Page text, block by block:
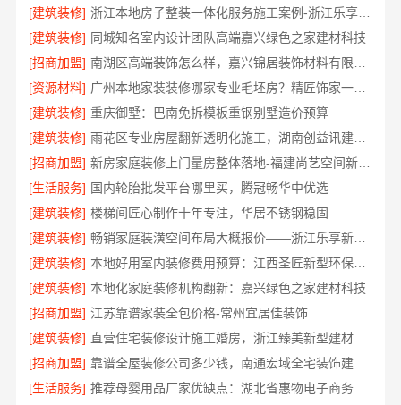
[建筑装修]
浙江本地房子整装一体化服务施工案例-浙江乐享新材料
[建筑装修] 同城知名室内设计团队高端嘉兴绿色之家建材科技
[招商加盟]
[资源材料]
广州本地家装装修哪家专业毛坯房？精匠饰家一站式服务
[建筑装修] 重庆御墅：巴南免拆模板重钢别墅造价预算
[建筑装修]
雨花区专业房屋翻新透明化施工，湖南创益讯建筑有限公司品质保障
[招商加盟]
新房家庭装修上门量房整体落地-福建尚艺空间新材料科技有限公司
[生活服务] 国内轮胎批发平台哪里买，腾冠畅华中优选
[建筑装修] 楼梯间匠心制作十年专注，华居不锈钢稳固
[建筑装修]
畅销家庭装潢空间布局大概报价——浙江乐享新材料
[建筑装修]
本地好用室内装修费用预算：江西圣匠新型环保材料有限公司
[建筑装修] 本地化家庭装修机构翻新：嘉兴绿色之家建材科技
[招商加盟] 江苏靠谱家装全包价格-常州宜居佳装饰
[建筑装修]
直营住宅装修设计施工婚房，浙江臻美新型建材有限公司品质打造
[招商加盟]
靠谱全屋装修公司多少钱，南通宏域全宅装饰建材有限公司
[生活服务]
推荐母婴用品厂家优缺点：湖北省惠物电子商务有限公司